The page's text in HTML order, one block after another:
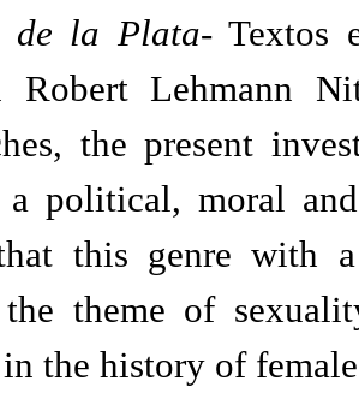
de la Plata-Textos
Robert Lehmann
the present
a political, moral
this genre with
the theme of
the history of